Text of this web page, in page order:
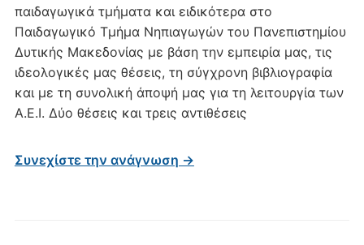
παιδαγωγικά τμήματα και ειδικότερα στο
Παιδαγωγικό Τμήμα Νηπιαγωγών του Πανεπιστημίου
Δυτικής Μακεδονίας με βάση την εμπειρία μας, τις
ιδεολογικές μας θέσεις, τη σύγχρονη βιβλιογραφία
και με τη συνολική άποψή μας για τη λειτουργία των
Α.Ε.Ι. Δύο θέσεις και τρεις αντιθέσεις
Συνεχίστε την ανάγνωση →